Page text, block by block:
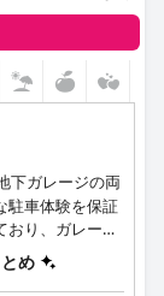
下ガレージの両
駐車体験を保証
おり、ガレージ
人がコメント
め